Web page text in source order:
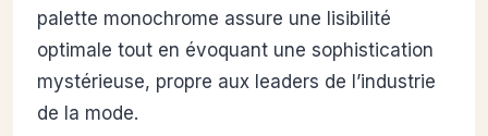
palette monochrome assure une lisibilité
optimale tout en évoquant une sophistication
mystérieuse, propre aux leaders de l’industrie
de la mode.